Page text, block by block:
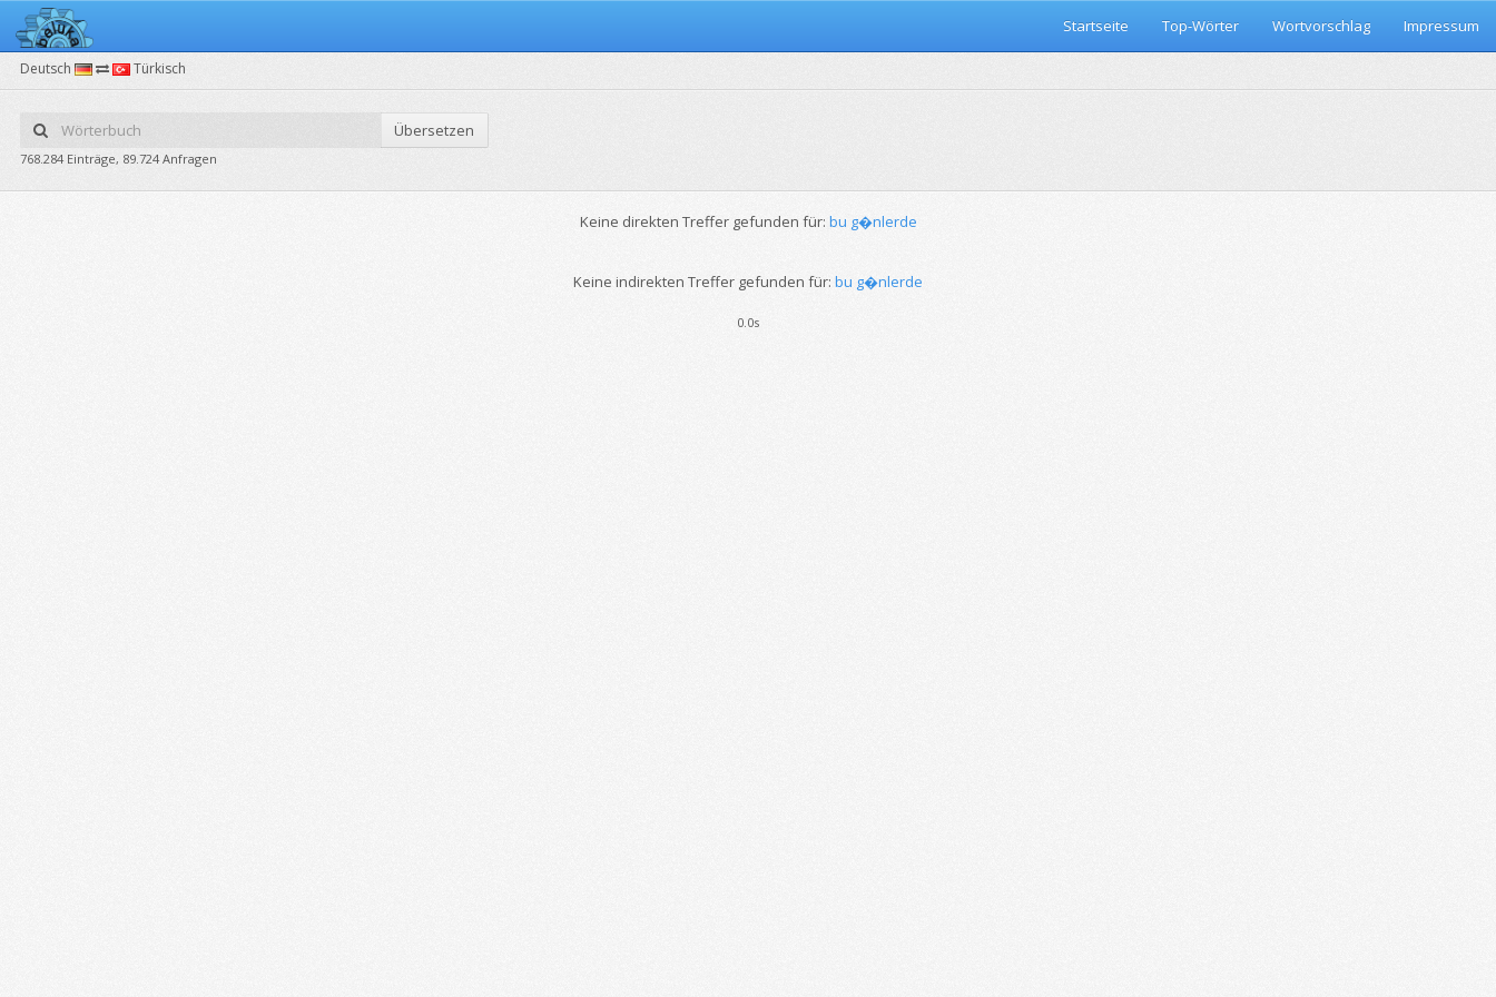
Startseite Top-Wörter Wortvorschlag Impressum
Deutsch Türkisch
Übersetzen
768.284 Einträge, 89.724 Anfragen
Keine direkten Treffer gefunden für: bu g�nlerde
Keine indirekten Treffer gefunden für: bu g�nlerde
0.0s